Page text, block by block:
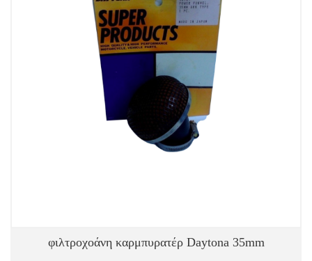
φιλτροχοάνη καρμπυρατέρ Daytona 35mm